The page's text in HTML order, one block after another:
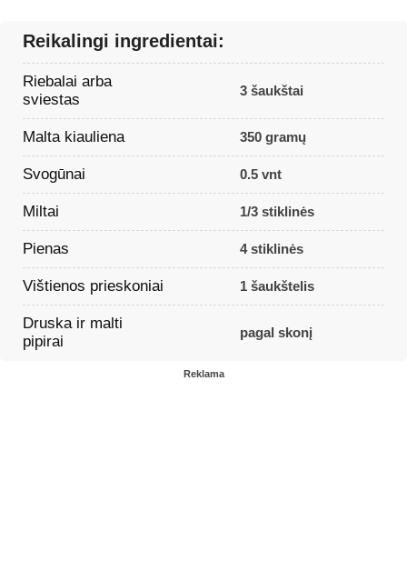
Reikalingi ingredientai:
Riebalai arba
sviestas
3 šaukštai
Malta kiauliena 350 gramų
Svogūnai 0.5 vnt
Miltai 1/3 stiklinės
Pienas 4 stiklinės
Vištienos prieskoniai 1 šaukštelis
Druska ir malti
pipirai
pagal skonį
Reklama